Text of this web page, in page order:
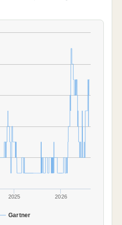
Gartner
2025 2026